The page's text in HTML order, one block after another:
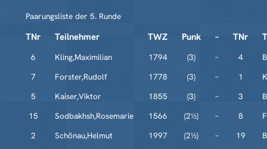
Paarungsliste der 5. Runde
TNr Teilnehmer TWZ Punk – TNr
6 Kling,Maximilian 1794 (3) – 4
7
Forster,Rudolf 1778 (3) – 1
5
Kaiser,Viktor 1855 (3) – 3
15
Sodbakhsh,Rosemarie 1566 (2½) – 8
2
Schönau,Helmut 1997 (2½) – 19